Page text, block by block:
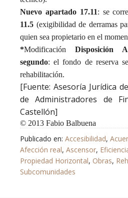
Nuevo apartado 17.11: se
11.5 (exigibilidad de derramas
quien sea propietario en el
*Modificación Disposición
segundo: el fondo de reserva
rehabilitación.
[Fuente: Asesoría Jurídica
de Administradores de
Castellón]
© 2013 Fabio Balbuena
Publicado en: Accesibilidad,
Afección real, Ascensor,
Propiedad Horizontal, Obras,
Subcomunidades